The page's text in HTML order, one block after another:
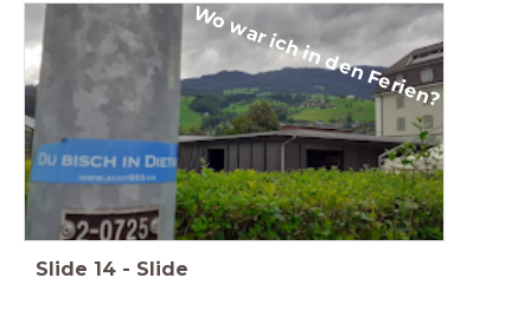
Wo war ich in den Ferien?
Slide 14 - Slide